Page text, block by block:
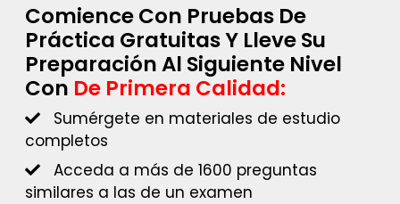
Comience Con Pruebas De
Práctica Gratuitas Y Lleve Su
Preparación Al Siguiente Nivel
Con De Primera Calidad:
Sumérgete en materiales de estudio
completos
Acceda a más de 1600 preguntas
similares a las de un examen